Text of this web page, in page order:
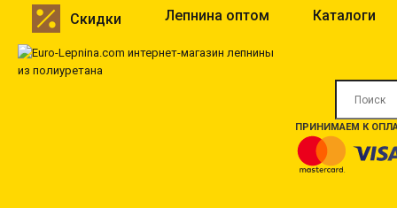
Скидки Лепнина оптом Каталоги
ПРИНИМАЕМ К